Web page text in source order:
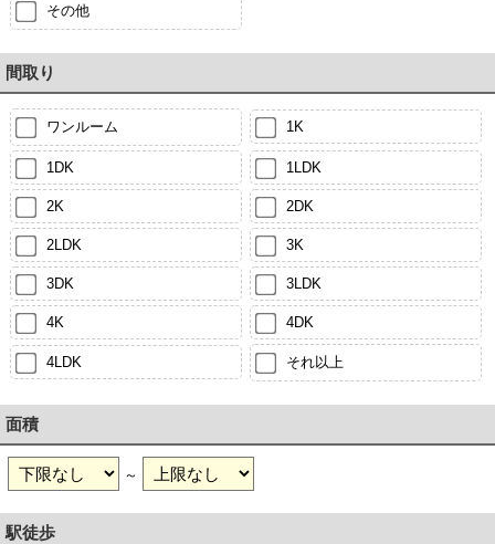
その他
間取り
ワンルーム 1K
1DK 1LDK
2K 2DK
2LDK 3K
3DK 3LDK
4K 4DK
4LDK それ以上
面積
～
駅徒歩